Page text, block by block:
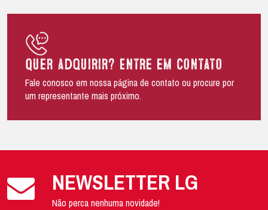
Quer adquirir? Entre em contato
Fale conosco em nossa página de contato ou procure por
um representante mais próximo.
NEWSLETTER LG
Não perca nenhuma novidade!